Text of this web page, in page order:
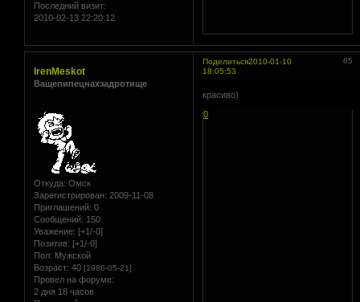
Последний визит:
2010-02-13 22:20:12
Поделиться 65
2010-01-10
18:05:53
IrenMeskot
Ващепипецнахзадротище
Откуда: Омск
Зарегистрирован: 2009-11-08
Приглашений: 0
Сообщений: 150
Уважение: [+1/-0]
Позитив: [+1/-0]
Пол: Мужской
Возраст: 40 [1986-05-21]
Провел на форуме:
2 дня 18 часов
красиво)
0